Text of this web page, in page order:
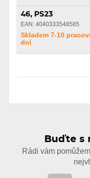
46, PS23
EAN: 4040333548585
Skladem 7-10
dní
Buďte s
Rádi vám